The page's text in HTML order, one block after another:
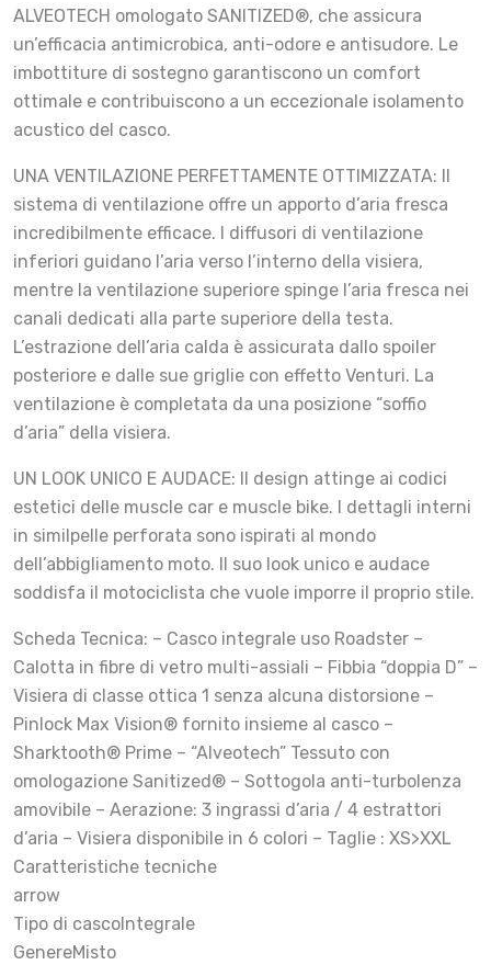
ALVEOTECH omologato SANITIZED®, che assicura
un’efficacia antimicrobica, anti-odore e antisudore. Le
imbottiture di sostegno garantiscono un comfort
ottimale e contribuiscono a un eccezionale isolamento
acustico del casco.
UNA VENTILAZIONE PERFETTAMENTE OTTIMIZZATA: Il
sistema di ventilazione offre un apporto d’aria fresca
incredibilmente efficace. I diffusori di ventilazione
inferiori guidano l’aria verso l’interno della visiera,
mentre la ventilazione superiore spinge l’aria fresca nei
canali dedicati alla parte superiore della testa.
L’estrazione dell’aria calda è assicurata dallo spoiler
posteriore e dalle sue griglie con effetto Venturi. La
ventilazione è completata da una posizione “soffio
d’aria” della visiera.
UN LOOK UNICO E AUDACE: Il design attinge ai codici
estetici delle muscle car e muscle bike. I dettagli interni
in similpelle perforata sono ispirati al mondo
dell’abbigliamento moto. Il suo look unico e audace
soddisfa il motociclista che vuole imporre il proprio stile.
Scheda Tecnica: – Casco integrale uso Roadster –
Calotta in fibre di vetro multi-assiali – Fibbia “doppia D” –
Visiera di classe ottica 1 senza alcuna distorsione –
Pinlock Max Vision® fornito insieme al casco –
Sharktooth® Prime – “Alveotech” Tessuto con
omologazione Sanitized® – Sottogola anti-turbolenza
amovibile – Aerazione: 3 ingrassi d’aria / 4 estrattori
d’aria – Visiera disponibile in 6 colori – Taglie : XS>XXL
Caratteristiche tecniche
arrow
Tipo di cascoIntegrale
GenereMisto